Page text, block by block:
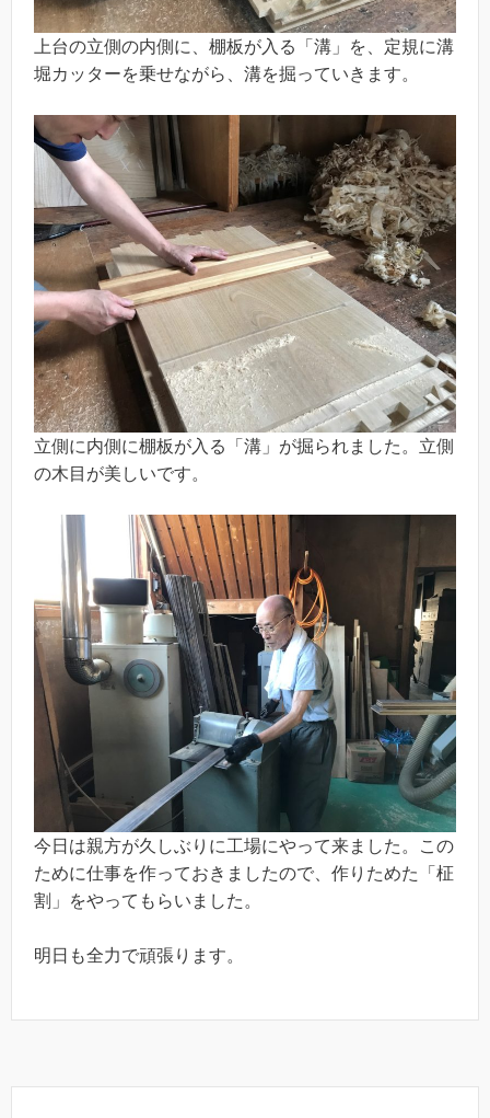
上台の立側の内側に、棚板が入る「溝」を、定規に溝
堀カッターを乗せながら、溝を掘っていきます。
立側に内側に棚板が入る「溝」が掘られました。立側
の木目が美しいです。
今日は親方が久しぶりに工場にやって来ました。この
ために仕事を作っておきましたので、作りためた「柾
割」をやってもらいました。
明日も全力で頑張ります。